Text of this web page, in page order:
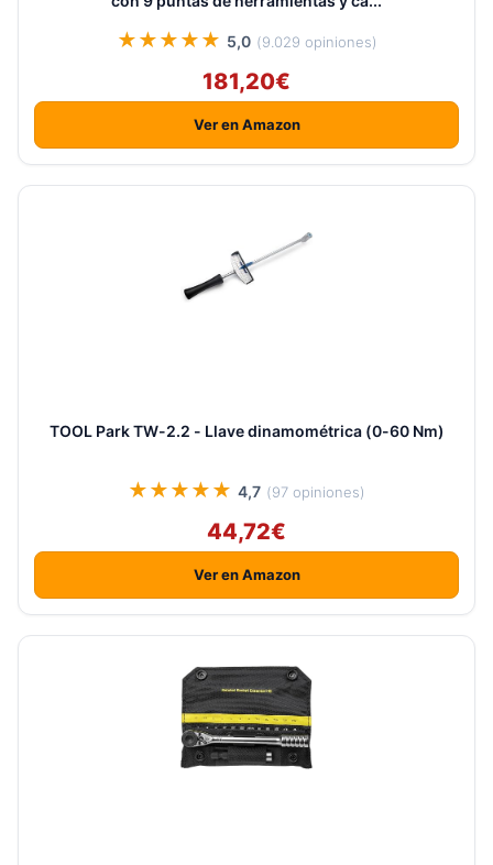
★★★★★ 5,0 (9.029 opiniones)
181,20€
Ver en Amazon
TOOL Park TW-2.2 - Llave dinamométrica (0-60 Nm)
★★★★★ 4,7 (97 opiniones)
44,72€
Ver en Amazon